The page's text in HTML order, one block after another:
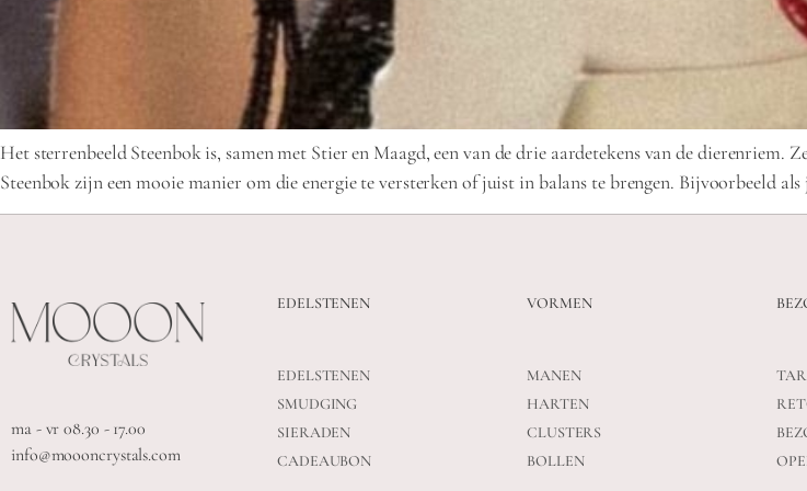
Het sterrenbeeld Steenbok is, samen met Stier en Maagd, een van de drie aardetekens van de
Steenbok zijn een mooie manier om die energie te versterken of juist in balans te brengen. Bijvoorbeeld
ma - vr 08.30 - 17.00
info@moooncrystals.com
EDELSTENEN
EDELSTENEN
SMUDGING
SIERADEN
CADEAUBON
VORMEN
MANEN
HARTEN
CLUSTERS
BOLLEN